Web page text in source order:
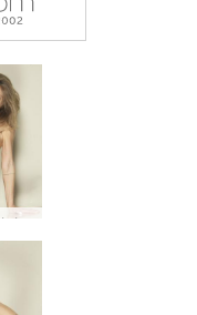
엠마엠 매직미러 #28